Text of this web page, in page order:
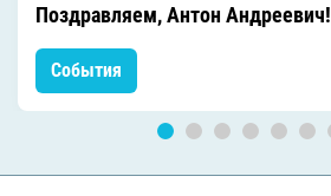
Поздравляем, Антон Андреевич!
События